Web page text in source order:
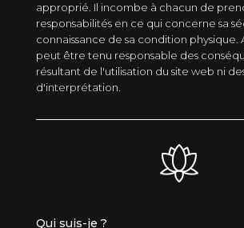
approprié. Il incombe à chacun de
responsabilités en ce qui concerne sa
connaissance de sa condition physique.
peut être tenu responsable des
résultant de l'utilisation du site web ni
d'interprétation.
Qui suis-je ?